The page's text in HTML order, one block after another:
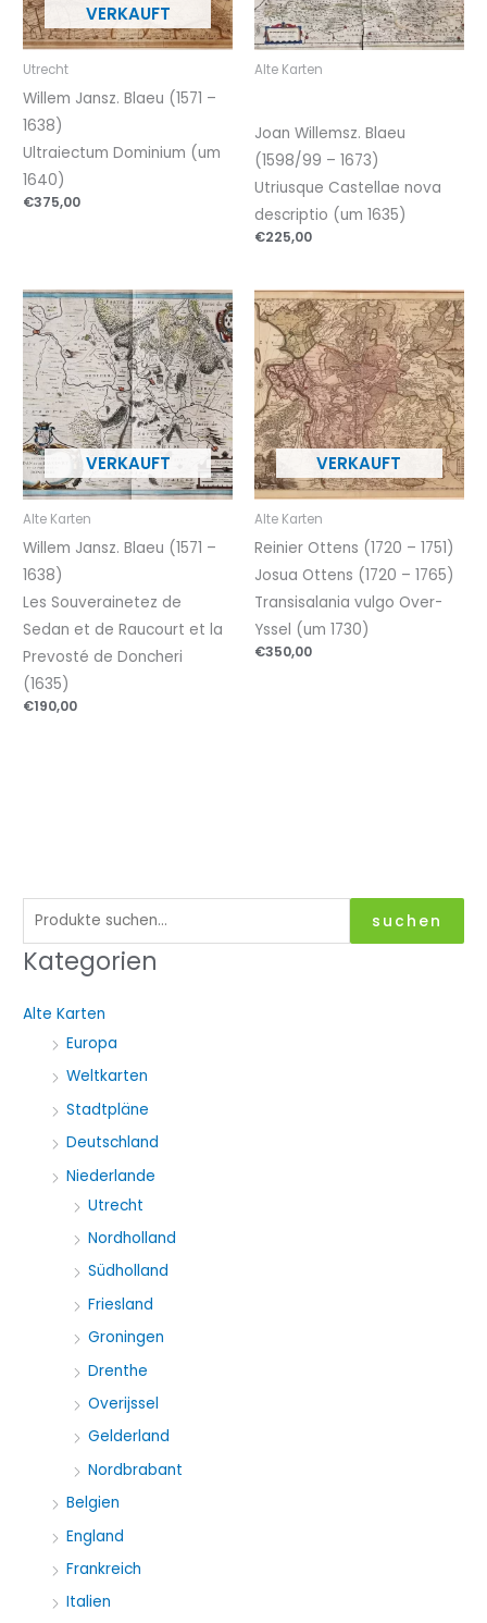
u
c
suchen
Kategorien
Alte Karten
Europa
Weltkarten
Stadtpläne
Deutschland
Niederlande
Utrecht
Nordholland
Südholland
Friesland
Groningen
Drenthe
Overijssel
Gelderland
Nordbrabant
Belgien
England
Frankreich
Italien
Utrecht
Willem Jansz. Blaeu (1571 –
1638)
Ultraiectum Dominium (um
1640)
€375,00
Alte Karten
Joan Willemsz. Blaeu
(1598/99 – 1673)
Utriusque Castellae nova
descriptio (um 1635)
€225,00
Alte Karten
Willem Jansz. Blaeu (1571 –
1638)
Les Souverainetez de
Sedan et de Raucourt et la
Prevosté de Doncheri
(1635)
€190,00
Alte Karten
Reinier Ottens (1720 – 1751)
Josua Ottens (1720 – 1765)
Transisalania vulgo Over-
Yssel (um 1730)
€350,00